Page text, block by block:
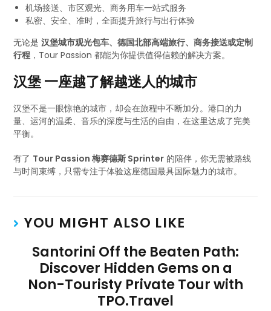
机场接送、市区观光、商务用车一站式服务
私密、安全、准时，全面提升旅行与出行体验
无论是汉堡城市观光包车、德国北部高端旅行、商务接送或定制
行程 ，Tour Passion 都能为你提供值得信赖的解决方案。
汉堡 一座越了解越迷人的城市
汉堡不是一眼惊艳的城市，却会在旅程中不断加分。港口的力
量、运河的温柔、音乐的深度与生活的自由，在这里达成了完美
平衡。
有了 Tour Passion 梅赛德斯 Sprinter 的陪伴，你无需被路线
与时间束缚，只需专注于体验这座德国最具国际魅力的城市。
YOU MIGHT ALSO LIKE
Santorini Off the Beaten Path:
Discover Hidden Gems on a
Non-Touristy Private Tour with
TPO.Travel